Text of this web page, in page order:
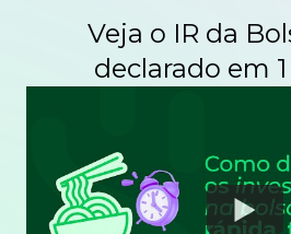
Veja o IR da
declarado em